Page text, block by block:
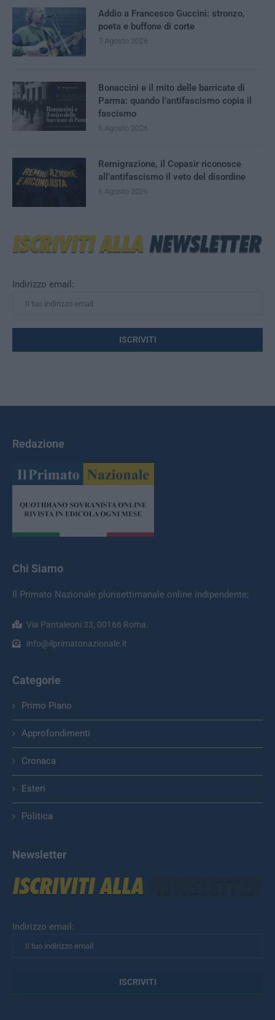
Indirizzo email:
Addio a Francesco Guccini: stronzo,
poeta e buffone di corte
7 Agosto 2026
Bonaccini e il mito delle barricate di
Parma: quando l’antifascismo copia il
fascismo
6 Agosto 2026
Remigrazione, il Copasir riconosce
all’antifascismo il veto del disordine
6 Agosto 2026
Redazione
Chi Siamo
Il Primato Nazionale plurisettimanale online indipendente;
Via Pantaleoni 33, 00166 Roma.
info@ilprimatonazionale.it
Categorie
Primo Piano
Approfondimenti
Cronaca
Esteri
Politica
Newsletter
Indirizzo email: